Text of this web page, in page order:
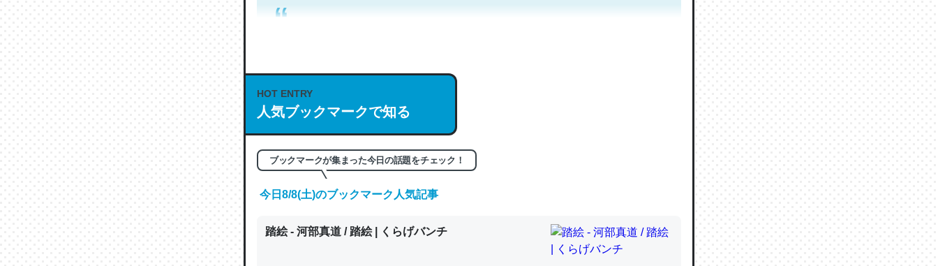
何気にChatGPTの仕組み、特に「トークン」について解説してる記事が少ないので貴重
の伏線」は回収されないけど、短期記憶というには多い分量。進化すればするほど分かり
やすく強くなりそう
─GPTの仕組みと限界についての考察（１） - conceptualization
HOT ENTRY
人気ブックマークで知る
ブックマークが集まった今日の話題をチェック！
今日8/8(土)のブックマーク人気記事
踏絵 - 河部真道 / 踏絵 | くらげバンチ